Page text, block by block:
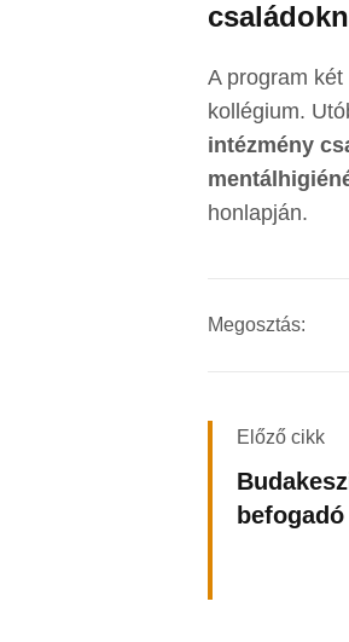
A program
kollégium.
intézmény
honlapján.
Megosztás:
Előző cikk